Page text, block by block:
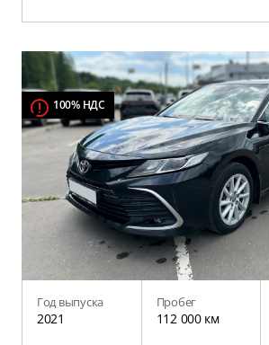
100% НДС
Год выпуска
2021
Пробег
112 000 км